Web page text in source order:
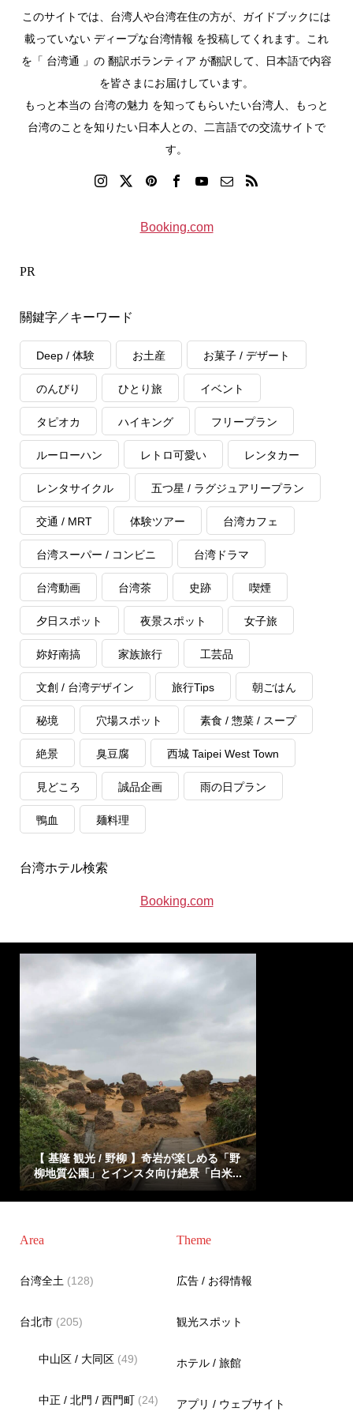
このサイトでは、台湾人や台湾在住の方が、ガイドブックには
載っていない ディープな台湾情報 を投稿してくれます。これ
を「 台湾通 」の 翻訳ボランティア が翻訳して、日本語で内容
を皆さまにお届けしています。
もっと本当の 台湾の魅力 を知ってもらいたい台湾人、もっと
台湾のことを知りたい日本人との、二言語での交流サイトで
す。
Booking.com
PR
關鍵字／キーワード
Deep / 体験 お土産 お菓子 / デザート
のんびり ひとり旅 イベント
タピオカ ハイキング フリープラン
ルーローハン レトロ可愛い レンタカー
レンタサイクル 五つ星 / ラグジュアリープラン
交通 / MRT 体験ツアー 台湾カフェ
台湾スーパー / コンビニ 台湾ドラマ
台湾動画 台湾茶 史跡 喫煙
夕日スポット 夜景スポット 女子旅
妳好南搞 家族旅行 工芸品
文創 / 台湾デザイン 旅行Tips 朝ごはん
秘境 穴場スポット 素食 / 惣菜 / スープ
絶景 臭豆腐 西城 Taipei West Town
見どころ 誠品企画 雨の日プラン
鴨血 麺料理
台湾ホテル検索
Booking.com
【 基隆 観光 / 野柳 】奇岩が楽しめる「野
柳地質公園」とインスタ向け絶景「白米...
Area
台湾全土 (128)
台北市(205)
中山区 / 大同区 (49)
中正 / 北門 / 西門町 (24)
Theme
広告 / お得情報
観光スポット
ホテル / 旅館
アプリ / ウェブサイト